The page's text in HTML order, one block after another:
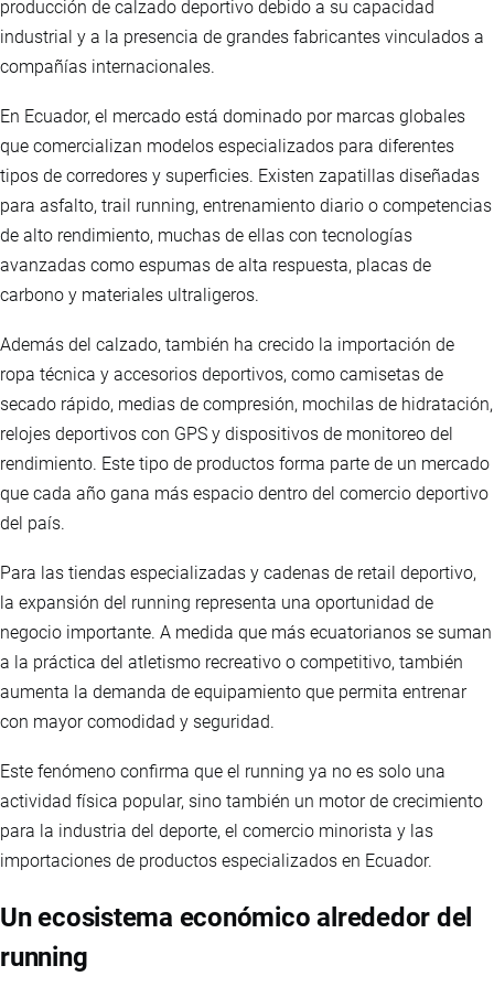
producción de calzado deportivo debido a su capacidad
industrial y a la presencia de grandes fabricantes vinculados a
compañías internacionales.
En Ecuador, el mercado está dominado por marcas globales
que comercializan modelos especializados para diferentes
tipos de corredores y superficies. Existen zapatillas diseñadas
para asfalto, trail running, entrenamiento diario o competencias
de alto rendimiento, muchas de ellas con tecnologías
avanzadas como espumas de alta respuesta, placas de
carbono y materiales ultraligeros.
Además del calzado, también ha crecido la importación de
ropa técnica y accesorios deportivos, como camisetas de
secado rápido, medias de compresión, mochilas de hidratación,
relojes deportivos con GPS y dispositivos de monitoreo del
rendimiento. Este tipo de productos forma parte de un mercado
que cada año gana más espacio dentro del comercio deportivo
del país.
Para las tiendas especializadas y cadenas de retail deportivo,
la expansión del running representa una oportunidad de
negocio importante. A medida que más ecuatorianos se suman
a la práctica del atletismo recreativo o competitivo, también
aumenta la demanda de equipamiento que permita entrenar
con mayor comodidad y seguridad.
Este fenómeno confirma que el running ya no es solo una
actividad física popular, sino también un motor de crecimiento
para la industria del deporte, el comercio minorista y las
importaciones de productos especializados en Ecuador.
Un ecosistema económico alrededor del
running